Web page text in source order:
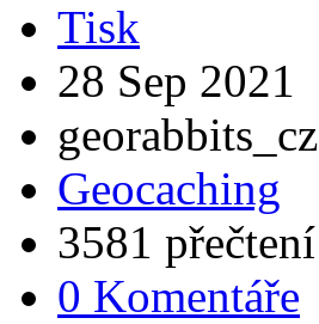
Tisk
28 Sep 2021
georabbits_cz
Geocaching
3581 přečtení
0 Komentáře